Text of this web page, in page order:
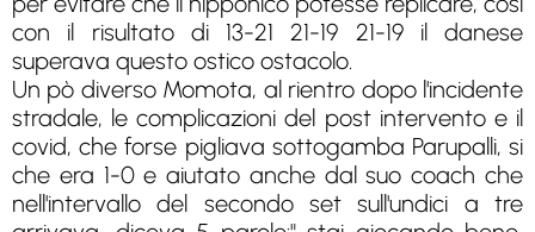
con il risultato di 13-21 21-19 21-19 il danese
superava questo ostico ostacolo.
Un pò diverso Momota, al rientro dopo l'incidente
stradale, le complicazioni del post intervento e il
covid, che forse pigliava sottogamba Parupalli, si
che era 1-0 e aiutato anche dal suo coach che
nell'intervallo del secondo set sull'undici a tre